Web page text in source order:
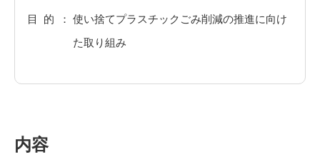
目的
使い捨てプラスチックごみ削減の推進に向け
た取り組み
内容